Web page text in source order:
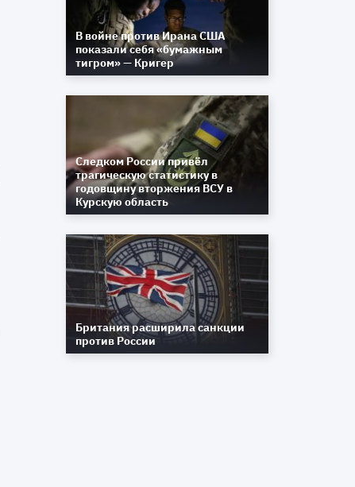
В войне против Ирана США
показали себя «бумажным
тигром» — Кригер
Следком России привёл
трагическую статистику в
годовщину вторжения ВСУ в
Курскую область
Британия расширила санкции
против России